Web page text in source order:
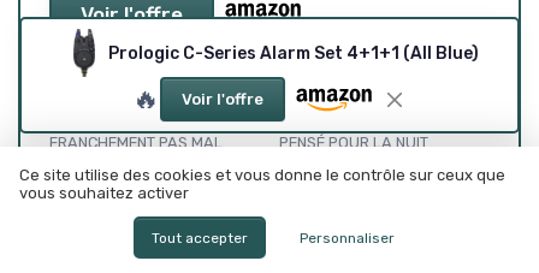
Voir l'offre
SOUS-NOTES
RAPPORT QUALITÉ-PRIX :
FRANCHEMENT PAS MAL
★★★★★
★★★★★
DESIGN SOBRE, LISIBLE,
PENSÉ POUR LA NUIT
★★★★★
★★★★★
GESTION DES PILES : PENSE À
T’ÉQUIPER AVANT DE PARTIR
SOLIDITÉ ET RÉSISTANCE : ÇA
Prologic C-Series Alarm Set 4+1+1 (All Blue)
🔥 Voir l'offre
Ce site utilise des cookies et vous donne le contrôle sur ceux que
vous souhaitez activer
Tout accepter Personnaliser